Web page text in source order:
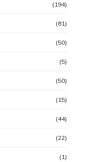
(194)
(81)
(50)
(5)
(50)
(15)
(44)
(22)
(1)